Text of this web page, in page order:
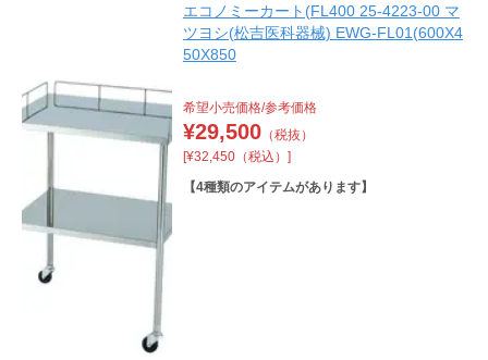
エコノミーカート(FL400 25-4223-00 マ
ツヨシ(松吉医科器械) EWG-FL01(600X4
50X850
希望小売価格/参考価格
¥29,500（税抜）
[¥32,450（税込）]
【4種類のアイテムがあります】